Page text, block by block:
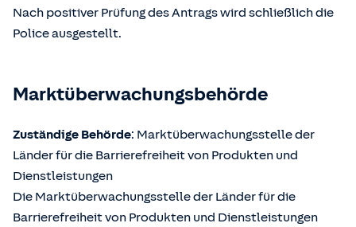
Nach positiver Prüfung des Antrags wird schließlich die
Police ausgestellt.
Marktüberwachungsbehörde
Zuständige Behörde: Marktüberwachungsstelle der
Länder für die Barrierefreiheit von Produkten und
Dienstleistungen
Die Marktüberwachungsstelle der Länder für die
Barrierefreiheit von Produkten und Dienstleistungen